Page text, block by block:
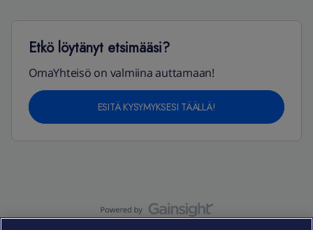
Etkö löytänyt etsimääsi?
OmaYhteisö on valmiina auttamaan!
ESITÄ KYSYMYKSESI TÄÄLLÄ!